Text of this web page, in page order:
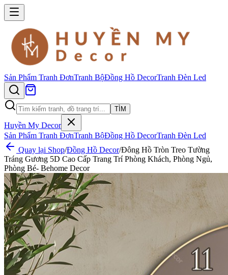
Sản Phẩm Tranh ĐơnTranh BộĐồng Hồ DecorTranh Đèn Led
TÌM
Huyền My Decor
Sản Phẩm Tranh ĐơnTranh BộĐồng Hồ DecorTranh Đèn Led
Quay lại Shop/Đồng Hồ Decor/Đông Hồ Tròn Treo Tường
Tráng Gương 5D Cao Cấp Trang Trí Phòng Khách, Phòng Ngủ,
Phòng Bé- Behome Decor